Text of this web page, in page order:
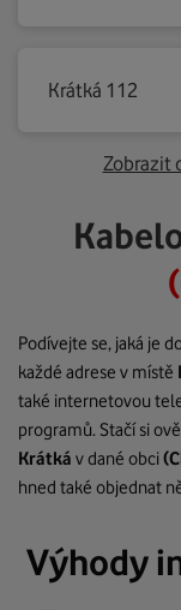
Krátká 112
Zobrazit
Podívejte se, jaká je
každé adrese v místě
také internetovou
programů. Stačí si
Krátká v dané obci
hned také objednat
Výhody